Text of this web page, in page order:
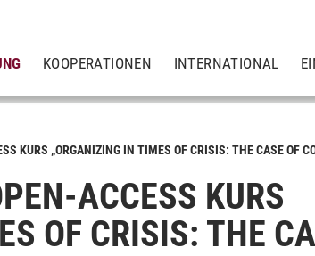
KOOPERATIONEN INTERNATIONAL
KURS „ORGANIZING IN TIMES OF CRISIS: THE CASE OF
ACCESS KURS
OF CRISIS: THE